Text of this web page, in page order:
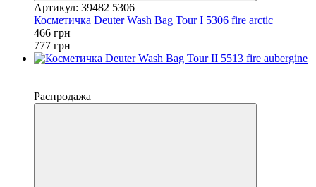
Артикул: 39482 5306
Косметичка Deuter Wash Bag Tour I 5306 fire arctic
466 грн
777 грн
Распродажа